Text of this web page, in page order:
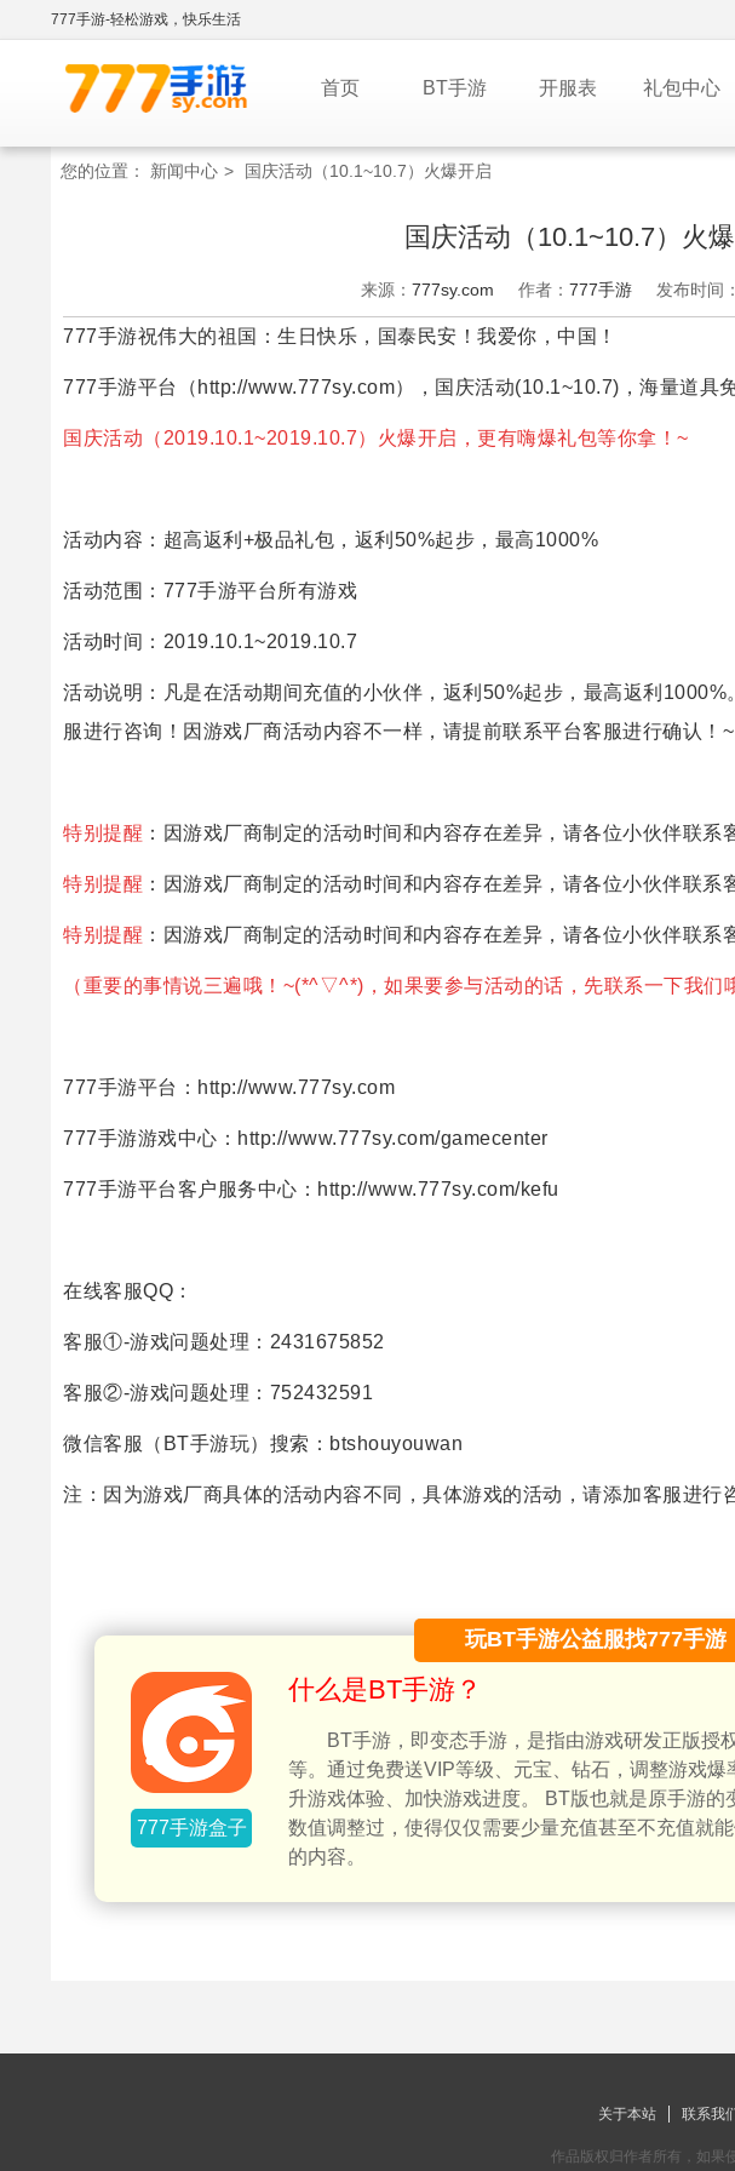
777手游-轻松游戏，快乐生活
首页 BT手游 开服表 礼包中心
您的位置： 新闻中心 > 国庆活动（10.1~10.7）火爆开启
国庆活动（10.1~10.7）火
来源： 777sy.com 作者： 777手游 发布时间
777手游祝伟大的祖国：生日快乐，国泰民安！我爱你，中国！
777手游平台 （http://www.777sy.com），国庆活动(10.1~10.7)，海量道具免
国庆活动（2019.10.1~2019.10.7）火爆开启，更有嗨爆礼包等你拿！~
活动内容：超高返利+极品礼包，返利50%起步，最高1000%
活动范围：777手游平台所有游戏
活动时间： 2019.10.1~2019.10.7
活动说明：凡是在活动期间充值的小伙伴，返利50%起步，最高返利
服进行咨询！因游戏厂商活动内容不一样，请提前联系平台客服进行确认！~
特别提醒 ：因游戏厂商制定的活动时间和内容存在差异，请各位小伙伴联系
特别提醒 ：因游戏厂商制定的活动时间和内容存在差异，请各位小伙伴联系
特别提醒 ：因游戏厂商制定的活动时间和内容存在差异，请各位小伙伴联系
（重要的事情说三遍哦！~(*^▽^*)，如果要参与活动的话，先联系一下我们
777手游平台： http://www.777sy.com
777手游游戏中心： http://www.777sy.com/gamecenter
777手游平台客户服务中心： http://www.777sy.com/kefu
在线客服QQ：
客服①-游戏问题处理：2431675852
客服②-游戏问题处理：752432591
微信客服（BT手游玩）搜索：btshouyouwan
注：因为游戏厂商具体的活动内容不同，具体游戏的活动，请添加客服进行
玩BT手游公益服找777手游
777手游盒子
什么是BT手游？
BT手游，即变态手游，是指由游戏研发正版授
等。通过免费送VIP等级、元宝、钻石，调整游戏
升游戏体验、加快游戏进度。 BT版也就是原手游
数值调整过，使得仅仅需要少量充值甚至不充值就
的内容。
关于本站 联系我
作品版权归作者所有，如果